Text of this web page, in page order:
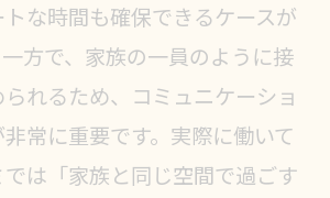
な時間も確保できるケースが
方で、家族の一員のように接
れるため、コミュニケーショ
常に重要です。実際に働いて
は「家族と同じ空間で過ごす